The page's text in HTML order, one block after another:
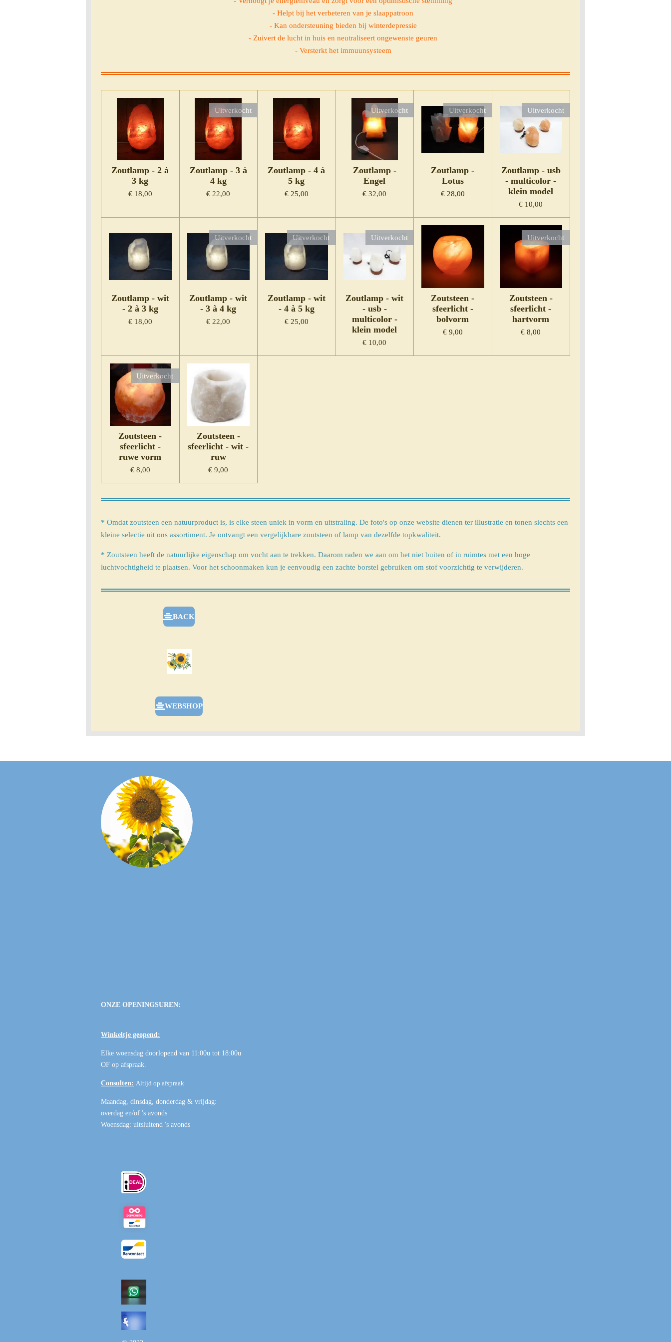
- Helpt bij het verbeteren van je slaappatroon
- Kan ondersteuning bieden bij winterdepressie
- Zuivert de lucht in huis en neutraliseert ongewenste geuren
- Versterkt het immuunsysteem
Zoutlamp - 2 à
3 kg
€ 18,00
Uitverkocht
Zoutlamp - 3 à
4 kg
€ 22,00
Zoutlamp - 4 à
5 kg
€ 25,00
Uitverkocht
Zoutlamp -
Engel
€ 32,00
Uitverkocht
Zoutlamp -
Lotus
€ 28,00
Uitverkocht
Zoutlamp - usb
- multicolor -
klein model
€ 10,00
Zoutlamp - wit
- 2 à 3 kg
€ 18,00
Uitverkocht
Zoutlamp - wit
- 3 à 4 kg
€ 22,00
Uitverkocht
Zoutlamp - wit
- 4 à 5 kg
€ 25,00
Uitverkocht
Zoutlamp - wit
- usb -
multicolor -
klein model
€ 10,00
Zoutsteen -
sfeerlicht -
bolvorm
€ 9,00
Uitverkocht
Zoutsteen -
sfeerlicht -
hartvorm
€ 8,00
Uitverkocht
Zoutsteen -
sfeerlicht -
ruwe vorm
€ 8,00
Zoutsteen -
sfeerlicht - wit -
ruw
€ 9,00
* Omdat zoutsteen een natuurproduct is, is elke steen uniek in vorm en uitstraling. De foto's op onze website dienen ter illustratie en tonen slechts een
kleine selectie uit ons assortiment. Je ontvangt een vergelijkbare zoutsteen of lamp van dezelfde topkwaliteit.
* Zoutsteen heeft de natuurlijke eigenschap om vocht aan te trekken. Daarom raden we aan om het niet buiten of in ruimtes met een hoge
luchtvochtigheid te plaatsen. Voor het schoonmaken kun je eenvoudig een zachte borstel gebruiken om stof voorzichtig te verwijderen.
BACK
WEBSHOP
ONZE OPENINGSUREN:
Winkeltje geopend:
Elke woensdag doorlopend van 11:00u tot 18:00u
OF op afspraak.
Consulten: Altijd op afspraak
Maandag, dinsdag, donderdag & vrijdag:
overdag en/of 's avonds
Woensdag: uitsluitend 's avonds